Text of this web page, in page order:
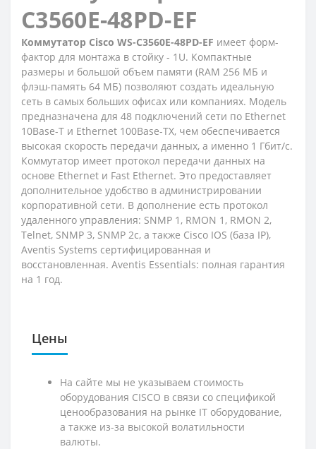
C3560E-48PD-EF
Коммутатор Cisco WS-C3560E-48PD-EF имеет форм-
фактор для монтажа в стойку - 1U. Компактные
размеры и большой объем памяти (RAM 256 МБ и
флэш-память 64 МБ) позволяют создать идеальную
сеть в самых больших офисах или компаниях. Модель
предназначена для 48 подключений сети по Ethernet
10Base-T и Ethernet 100Base-TX, чем обеспечивается
высокая скорость передачи данных, а именно 1 Гбит/с.
Коммутатор имеет протокол передачи данных на
основе Ethernet и Fast Ethernet. Это предоставляет
дополнительное удобство в администрировании
корпоративной сети. В дополнение есть протокол
удаленного управления: SNMP 1, RMON 1, RMON 2,
Telnet, SNMP 3, SNMP 2c, а также Cisco IOS (база IP),
Aventis Systems сертифицированная и
восстановленная. Aventis Essentials: полная гарантия
на 1 год.
Цены
На сайте мы не указываем стоимость
оборудования CISCO в связи со спецификой
ценообразования на рынке IT оборудование,
а также из-за высокой волатильности
валюты.